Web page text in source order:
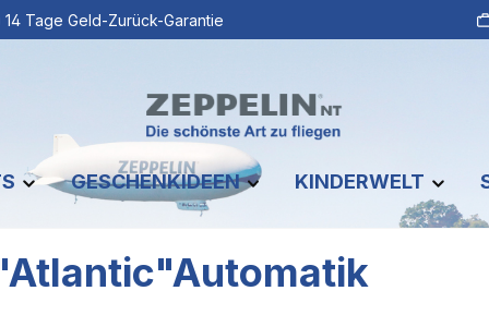
14 Tage Geld-Zurück-Garantie
GESCHENKIDEEN KINDERWELT